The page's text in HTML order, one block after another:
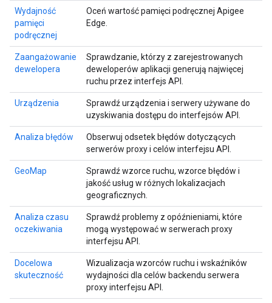
Wydajność
pamięci
podręcznej
Oceń wartość pamięci podręcznej Apigee
Edge.
Zaangażowanie
dewelopera
Sprawdzanie, którzy z zarejestrowanych
deweloperów aplikacji generują najwięcej
ruchu przez interfejs API.
Urządzenia
Sprawdź urządzenia i serwery używane do
uzyskiwania dostępu do interfejsów API.
Analiza błędów
Obserwuj odsetek błędów dotyczących
serwerów proxy i celów interfejsu API.
GeoMap
Sprawdź wzorce ruchu, wzorce błędów i
jakość usług w różnych lokalizacjach
geograficznych.
Analiza czasu
oczekiwania
Sprawdź problemy z opóźnieniami, które
mogą występować w serwerach proxy
interfejsu API.
Docelowa
skuteczność
Wizualizacja wzorców ruchu i wskaźników
wydajności dla celów backendu serwera
proxy interfejsu API.